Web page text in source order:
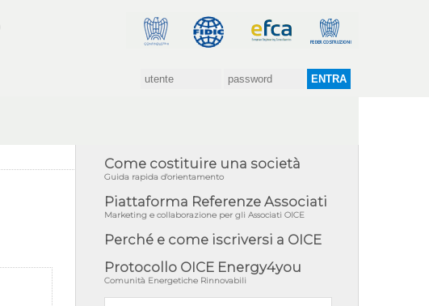
Come costituire una società
Guida rapida d'orientamento
Piattaforma Referenze Associati
Marketing e collaborazione per gli Associati OICE
Perché e come iscriversi a OICE
Protocollo OICE Energy4you
Comunità Energetiche Rinnovabili